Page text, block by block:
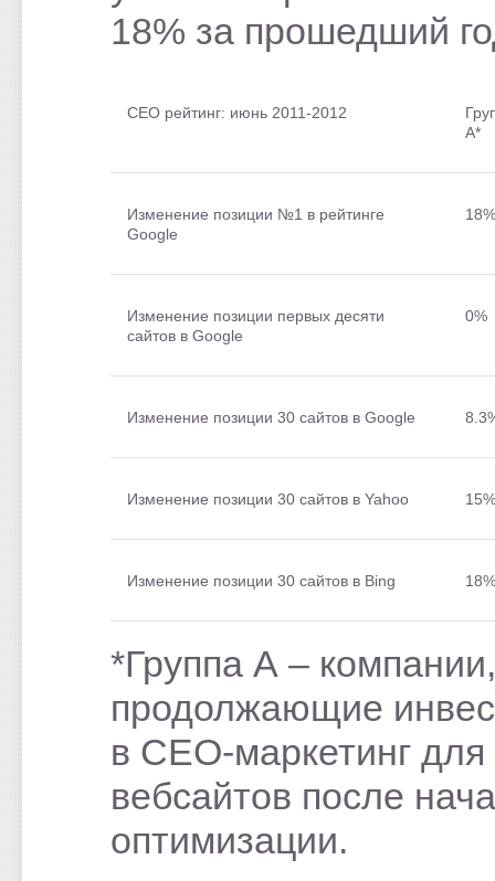
18% за прошедший
СЕО рейтинг: июнь 2011-2012
А*
Изменение позиции №1 в рейтинге
Google
18%
Изменение позиции первых десяти
сайтов в Google
0%
Изменение позиции 30 сайтов в Google
Изменение позиции 30 сайтов в Yahoo 15%
Изменение позиции 30 сайтов в Bing 18%
*Группа А – компании,
продолжающие
в СЕО-маркетинг для
вебсайтов после
оптимизации.